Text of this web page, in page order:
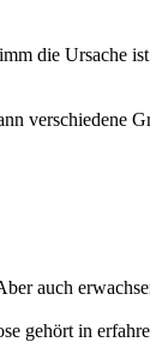
die Ursache
verschiedene
auch
gehört in